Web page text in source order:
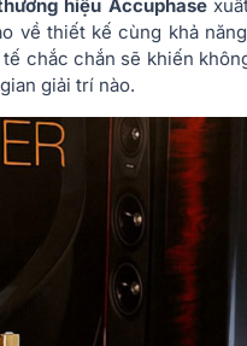
hiệu Accuphase
về thiết kế cùng khả
chắc chắn sẽ khiến
giải trí nào.